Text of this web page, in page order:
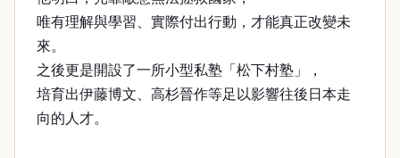
唯有理解與學習、實際付出行動，才能真正改變未
來。
之後更是開設了一所小型私塾「松下村塾」，
培育出伊藤博文、高杉晉作等足以影響往後日本走
向的人才。